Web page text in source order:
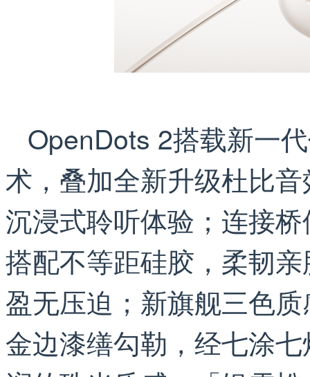
OpenDots 2搭载新一
术，叠加全新升级杜比
沉浸式聆听体验；连接
搭配不等距硅胶，柔韧
盈无压迫；新旗舰三色
金边漆缮勾勒，经七涂